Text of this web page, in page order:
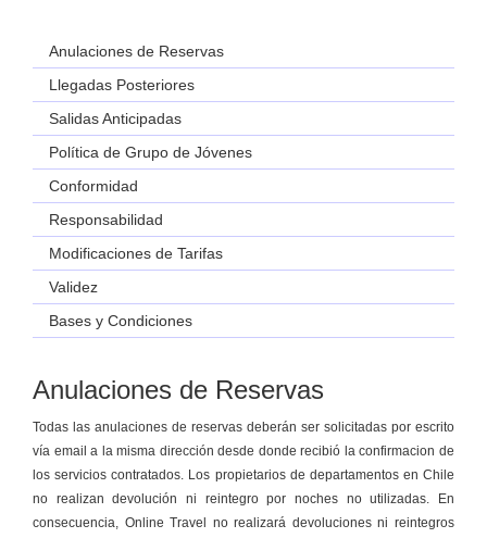
Anulaciones de Reservas
Llegadas Posteriores
Salidas Anticipadas
Política de Grupo de Jóvenes
Conformidad
Responsabilidad
Modificaciones de Tarifas
Validez
Bases y Condiciones
Anulaciones de Reservas
Todas las anulaciones de reservas deberán ser solicitadas por escrito
vía email a la misma dirección desde donde recibió la confirmacion de
los servicios contratados. Los propietarios de departamentos en Chile
no realizan devolución ni reintegro por noches no utilizadas. En
consecuencia, Online Travel no realizará devoluciones ni reintegros